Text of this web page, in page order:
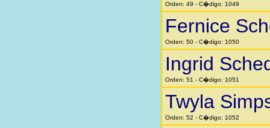
Orden: 49 - C�digo: 1049
Fernice
Orden: 50 - C�digo: 1050
Ingrid
Orden: 51 - C�digo: 1051
Twyla
Orden: 52 - C�digo: 1052